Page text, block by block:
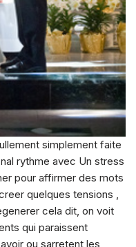
simplement faite
rythme avec Un stress
pour affirmer des mots
quelques tensions ,
cela dit, on voit
qui paraissent
ou sarretent les